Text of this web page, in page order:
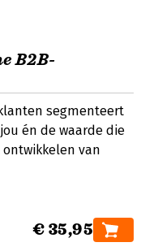
B2B-
segmenteert
én de waarde die
van
€ 35,95